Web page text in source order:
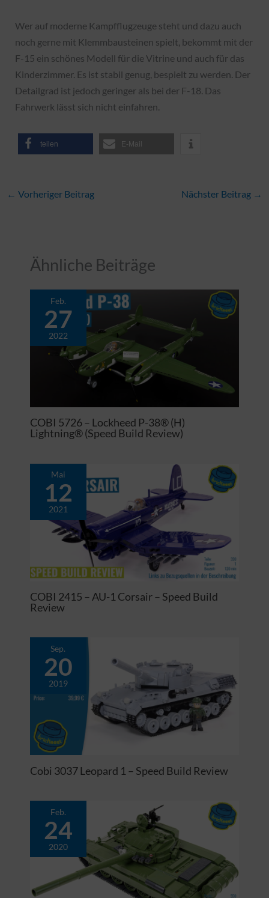
Wer auf moderne Kampfflugzeuge steht und dazu auch
noch gerne mit Klemmbausteinen spielt, bekommt mit der
F-15 ein schönes Modell für die Vitrine und auch für das
Kinderzimmer. Es ist stabil genug, bespielt zu werden. Der
Detailgrad ist jedoch geringer als bei der F-18. Das
Fahrwerk lässt sich nicht einfahren.
teilen E-Mail
← Vorheriger Beitrag Nächster Beitrag →
Ähnliche Beiträge
Feb.
27
2022
COBI 5726 – Lockheed P-38® (H)
Lightning® (Speed Build Review)
Mai
12
2021
COBI 2415 – AU-1 Corsair – Speed Build
Review
Sep.
20
2019
Cobi 3037 Leopard 1 – Speed Build Review
Feb.
24
2020